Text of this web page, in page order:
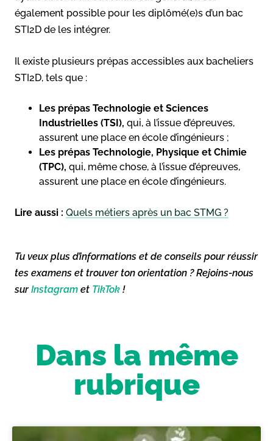
également possible pour les diplômé(e)s d’un bac
STI2D de les intégrer.
Il existe plusieurs prépas accessibles aux bacheliers
STI2D, tels que :
Les prépas Technologie et Sciences
Industrielles (TSI), qui, à l’issue d’épreuves,
assurent une place en école d’ingénieurs ;
Les prépas Technologie, Physique et Chimie
(TPC), qui, même chose, à l’issue d’épreuves,
assurent une place en école d’ingénieurs.
Lire aussi : Quels métiers après un bac STMG ?
Tu veux plus d’informations et de conseils pour réussir
tes examens et trouver ton orientation ? Rejoins-nous
surInstagram et TikTok !
Dans la même
rubrique